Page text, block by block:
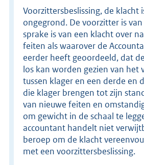
Voorzittersbeslissing, de klacht
ongegrond. De voorzitter is
sprake is van een klacht over
feiten als waarover de
eerder heeft geoordeeld, dat
los kan worden gezien van het
tussen klager en een derde en
die klager brengen tot zijn
van nieuwe feiten en
om gewicht in de schaal te
accountant handelt niet
beroep om de klacht
met een voorzittersbeslissing.